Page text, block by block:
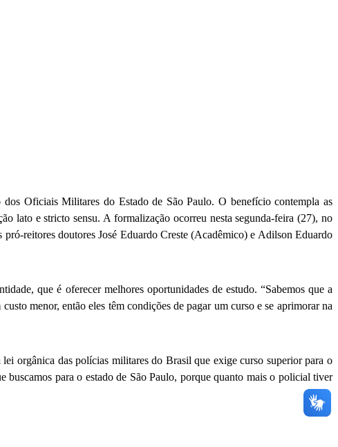
dos Oficiais Militares do Estado de São Paulo. O benefício contempla as
lato e stricto sensu. A formalização ocorreu nesta segunda-feira (27), no
reitores doutores José Eduardo Creste (Acadêmico) e Adilson Eduardo
que é oferecer melhores oportunidades de estudo. “Sabemos que a
menor, então eles têm condições de pagar um curso e se aprimorar na
orgânica das polícias militares do Brasil que exige curso superior para o
para o estado de São Paulo, porque quanto mais o policial tiver